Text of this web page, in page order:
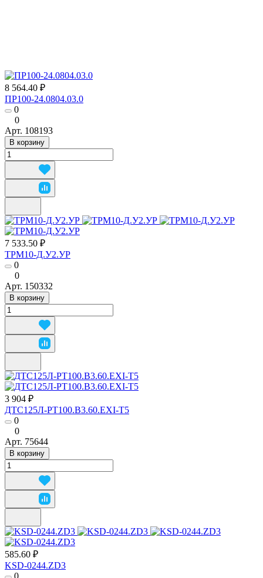
8 564.40 ₽
ПР100-24.0804.03.0
0
0
Арт. 108193
В корзину
7 533.50 ₽
ТРМ10-Д.У2.УР
0
0
Арт. 150332
В корзину
3 904 ₽
ДТС125Л-РТ100.В3.60.ЕХI-Т5
0
0
Арт. 75644
В корзину
585.60 ₽
KSD-0244.ZD3
0